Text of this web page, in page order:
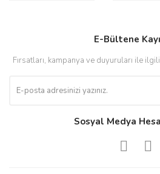
Bu ürüne benzer farklı alternatifler
Gönder
E-Bültene
Fırsatları, kampanya ve duyuruları ile
Sosyal Medya